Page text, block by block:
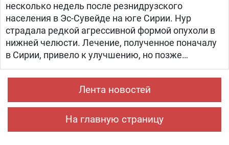
несколько недель после резнидрузского
населения в Эс-Сувейде на юге Сирии. Нур
страдала редкой агрессивной формой опухоли в
нижней челюсти. Лечение, полученное поначалу
в Сирии, привело к улучшению, но позже
произошел рецидив болезни. Нур попала на
лечение в «Шибу» в рамках гуманитарного
проекта «Шевет-ахим» («Кровные братья).
Лента новостей
На главную страницу